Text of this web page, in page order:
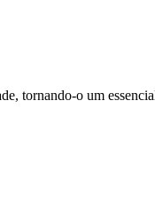
tornando-o um